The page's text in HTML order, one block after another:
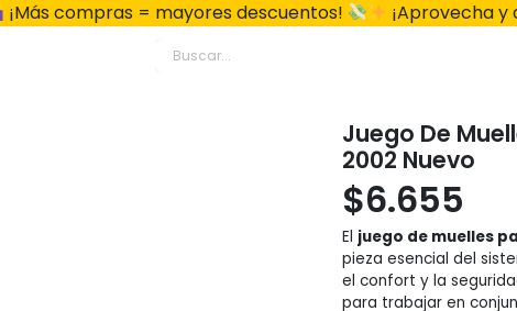
¡Más compras = mayores descuentos! ¡Aprovecha y
Juego De
2002 Nuevo
$6.655
El juego de muelles
pieza esencial del
el confort y la
para trabajar en